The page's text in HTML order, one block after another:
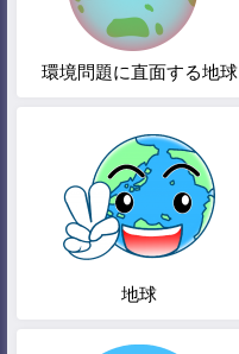
環境問題に直面する地球
地球